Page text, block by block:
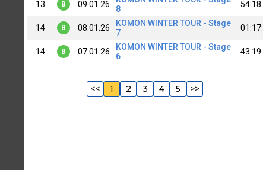
13 B 09.01.26
8
54:18
14 B 08.01.26
KOMON WINTER TOUR - Stage
7
14 B 07.01.26
KOMON WINTER TOUR - Stage
6
43:19
<< 1 2 3 4 5 >>